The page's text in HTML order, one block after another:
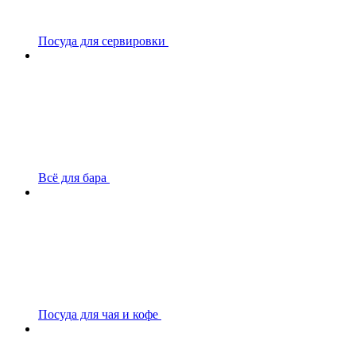
Посуда для сервировки
Всё для бара
Посуда для чая и кофе